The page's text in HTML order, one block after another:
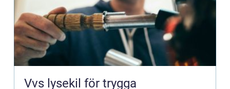
Vvs lysekil för trygga